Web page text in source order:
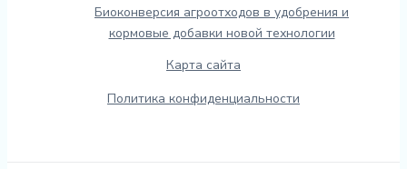
Биоконверсия агроотходов в удобрения и
кормовые добавки новой технологии
Карта сайта
Политика конфиденциальности